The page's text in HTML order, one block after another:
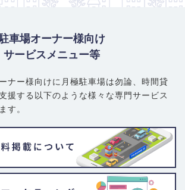
車場オーナー様向け
サービスメニュー等
ナー様向けに月極駐車場は勿論、 時間貸
援する以下のような様々な専門サービス
す。